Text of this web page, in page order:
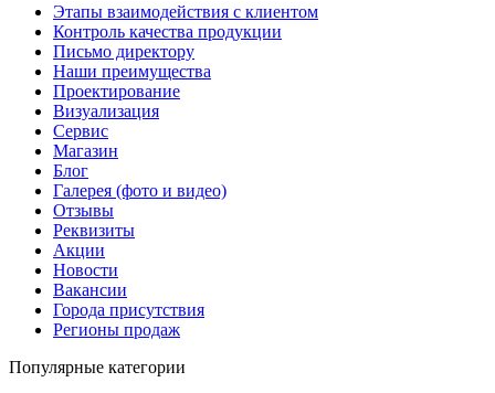
Этапы взаимодействия с клиентом
Контроль качества продукции
Письмо директору
Наши преимущества
Проектирование
Визуализация
Сервис
Магазин
Блог
Галерея (фото и видео)
Отзывы
Реквизиты
Акции
Новости
Вакансии
Города присутствия
Регионы продаж
Популярные категории